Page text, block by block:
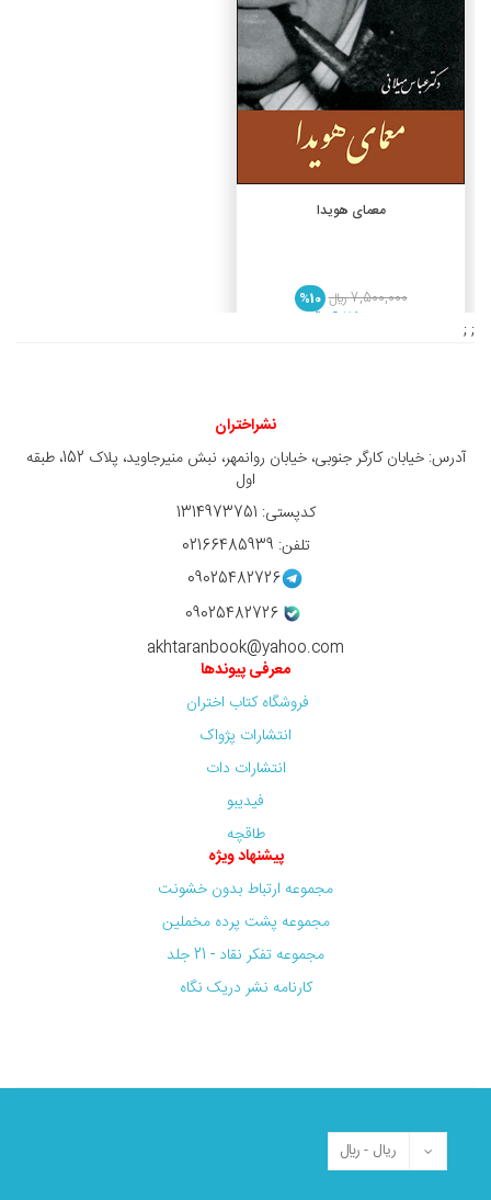
افزودن به سبد خرید
معمای هویدا
7,500,000 ريال
%10
6,750,000 ريال
; ;
نشراختران
آدرس: خیابان کارگر جنوبی، خیابان روانمهر، نبش منیرجاوید، پلاک 152، طبقه
اول
کدپستی: 1314973751
تلفن: 02166485939
09025482726
09025482726
akhtaranbook@yahoo.com
معرفی پیوندها
فروشگاه کتاب اختران
انتشارات پژواک
انتشارات دات
فیدیبو
طاقچه
پیشنهاد ویژه
مجموعه ارتباط بدون خشونت
مجموعه پشت پرده مخملین
مجموعه تفکر نقاد - 21 جلد
کارنامه نشر دریک نگاه